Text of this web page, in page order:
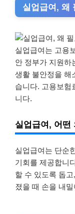
실업급여, 왜
실업급여는 고용
안 정부가 지원하
생활 불안정을 해
습니다. 고용보험
니다.
실업급여, 어떤
실업급여는 단순
기회를 제공합니
할 수 있도록 돕
졌을 때 손을 내